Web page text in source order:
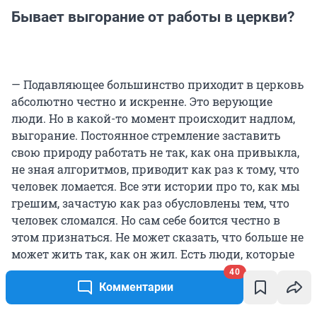
Комментарии
40
Бывает выгорание от работы в церкви?
— Подавляющее большинство приходит в церковь
абсолютно честно и искренне. Это верующие
люди. Но в какой-то момент происходит надлом,
выгорание. Постоянное стремление заставить
свою природу работать не так, как она привыкла,
не зная алгоритмов, приводит как раз к тому, что
человек ломается. Все эти истории про то, как мы
грешим, зачастую как раз обусловлены тем, что
человек сломался. Но сам себе боится честно в
этом признаться. Не может сказать, что больше не
может жить так, как он жил. Есть люди, которые
привыкли быть священниками, они не знают, а
как вообще иначе жить.